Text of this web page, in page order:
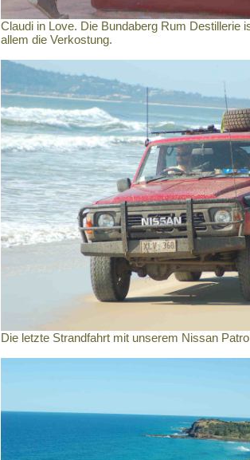
Claudi in Love. Die Bundaberg Rum Destillerie
allem die Verkostung.
Die letzte Strandfahrt mit unserem Nissan